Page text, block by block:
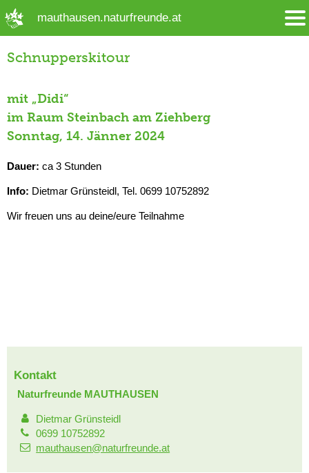
mauthausen.naturfreunde.at
Schnupperskitour
mit „Didi“
im Raum Steinbach am Ziehberg
Sonntag, 14. Jänner 2024
Dauer: ca 3 Stunden
Info: Dietmar Grünsteidl, Tel. 0699 10752892
Wir freuen uns au deine/eure Teilnahme
Kontakt
Naturfreunde MAUTHAUSEN
Dietmar Grünsteidl
0699 10752892
mauthausen@naturfreunde.at